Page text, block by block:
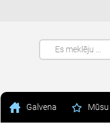
Galvena